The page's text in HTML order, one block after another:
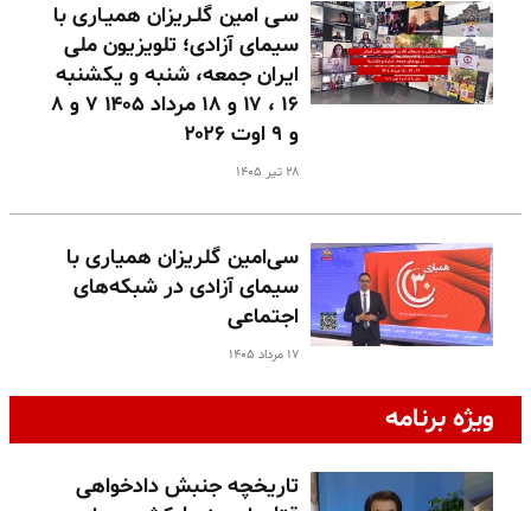
سـی امین گلـریزان همیـاری با
سیمای آزادی؛ تلویزیون ملی
ایران جمعه، شنبه و یکشنبه
۱۶ ، ۱۷ و ۱۸ مرداد ۱۴۰۵ ۷ و ۸
و ۹ اوت ۲۰۲۶
۲۸ تیر ۱۴۰۵
سی‌امین گلریزان همیاری با
سیمای آزادی در شبکه‌های
اجتماعی
۱۷ مرداد ۱۴۰۵
ویژه برنامه
تاریخچه جنبش دادخواهی